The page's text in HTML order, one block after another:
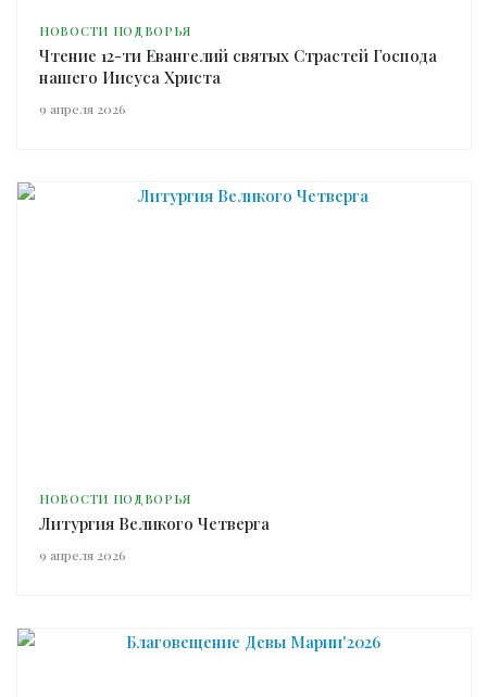
НОВОСТИ ПОДВОРЬЯ
Чтение 12-ти Евангелий святых Страстей Господа
нашего Иисуса Христа
9 апреля 2026
НОВОСТИ ПОДВОРЬЯ
Литургия Великого Четверга
9 апреля 2026